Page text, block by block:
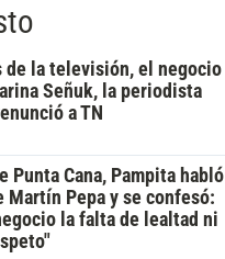
de la televisión, el negocio
Señuk, la periodista
a TN
Punta Cana, Pampita habló
Martín Pepa y se confesó:
la falta de lealtad ni